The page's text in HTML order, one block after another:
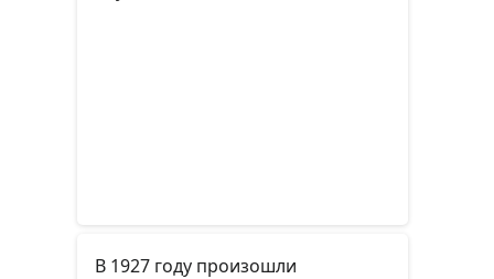
В 1927 году произошли